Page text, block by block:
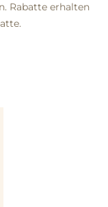
Rabatte erhalten